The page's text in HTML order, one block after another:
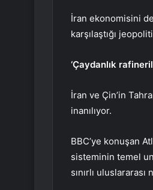
İran ekonomisini
karşılaştığı
‘Çaydanlık
İran ve Çin’in
inanılıyor.
BBC’ye konuşan
sisteminin temel
sınırlı